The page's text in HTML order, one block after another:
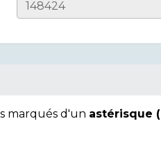
marqués d'un astérisque (